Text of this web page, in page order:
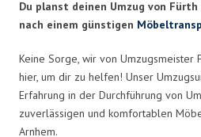
Du planst deinen Umzug von
nach einem günstigen
Keine Sorge, wir von Umzugsmeister
hier, um dir zu helfen! Unser
Erfahrung in der Durchführung von
zuverlässigen und komfortablen
Arnhem.